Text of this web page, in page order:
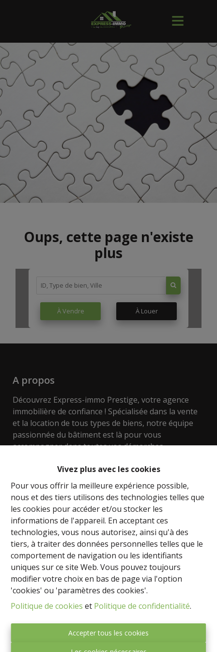
Vivez plus avec les cookies
Pour vous offrir la meilleure expérience possible,
nous et des tiers utilisons des technologies telles que
les cookies pour accéder et/ou stocker les
informations de l'appareil. En acceptant ces
technologies, vous nous autorisez, ainsi qu'à des
tiers, à traiter des données personnelles telles que le
comportement de navigation ou les identifiants
uniques sur ce site Web. Vous pouvez toujours
modifier votre choix en bas de page via l'option
'cookies' ou 'paramètres des cookies'.
Politique de cookies et Politique de confidentialité.
Accepter tous les cookies
Oups, cette page n'existe
plus
À Vendre À Louer
A propos
Découvrez Express-immo Prestige, votre agence
immobilière de confiance ! Spécialisée dans la vente
et la location de tous types de biens, notre équipe
passionnée du bâtiment est là pour vous
accompagner dans toutes vos démarches
Nous mettons à votre disposition notre expertise
dans l'évaluation des biens, les techniques de
construction, les aspects urbanistiques, y compris le
développement de terrains. Que vous recherchiez
une maison, un appartement ou un bien
d'investissement, nous sommes là pour vous aider à
trouver la perle rare.
Nos régions de prédilection sont Namur, le Brabant
wallon, le Hainaut et même la magnifique côte
Espagnole. Que vous souhaitiez trouver votre chez-
vous idéal ou investir dans l'immobilier, nous avons
les connaissances et le réseau nécessaire pour vous
guider vers les meilleures opportunités.